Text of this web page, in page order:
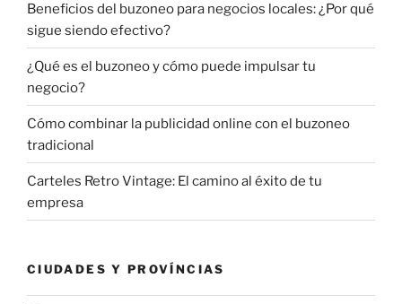
Beneficios del buzoneo para negocios locales: ¿Por qué
sigue siendo efectivo?
¿Qué es el buzoneo y cómo puede impulsar tu
negocio?
Cómo combinar la publicidad online con el buzoneo
tradicional
Carteles Retro Vintage: El camino al éxito de tu
empresa
CIUDADES Y PROVÍNCIAS